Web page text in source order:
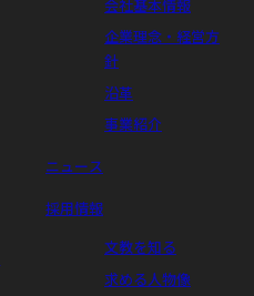
会社基本情報
企業理念・経営方
針
沿革
事業紹介
ニュース
採用情報
文教を知る
求める人物像